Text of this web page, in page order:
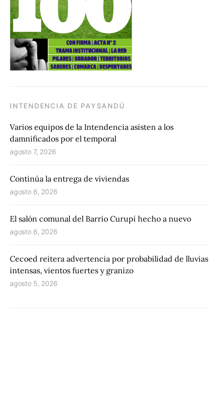
INTENDENCIA DE PAYSANDÚ
Varios equipos de la Intendencia asisten a los
damnificados por el temporal
agosto 7, 2026
Continúa la entrega de viviendas
agosto 6, 2026
El salón comunal del Barrio Curupí hecho a nuevo
agosto 6, 2026
Cecoed reitera advertencia por probabilidad de lluvias
intensas, vientos fuertes y granizo
agosto 5, 2026